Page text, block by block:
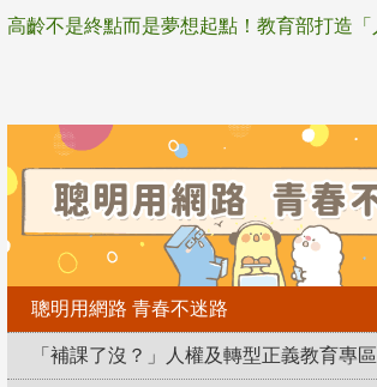
聰明用網路 青春不迷路
「補課了沒？」人權及轉型正義教育專區